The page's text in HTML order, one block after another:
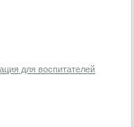
для воспитателей